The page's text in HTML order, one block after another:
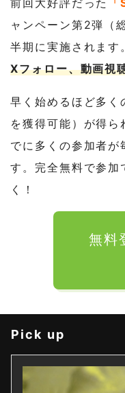
前回大好評だった
ャンペーン第2弾（
半期に実施されます
Xフォロー、動画視
早く始めるほど多
を獲得可能）が得
でに多くの参加者が
す。完全無料で参加
く！
無料
Pick up